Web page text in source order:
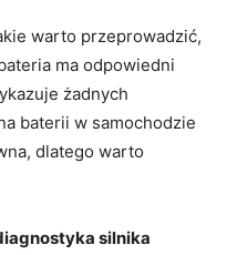
warto przeprowadzić,
⁤ma ⁤odpowiedni
żadnych
baterii w samochodzie​
dlatego warto
silnika